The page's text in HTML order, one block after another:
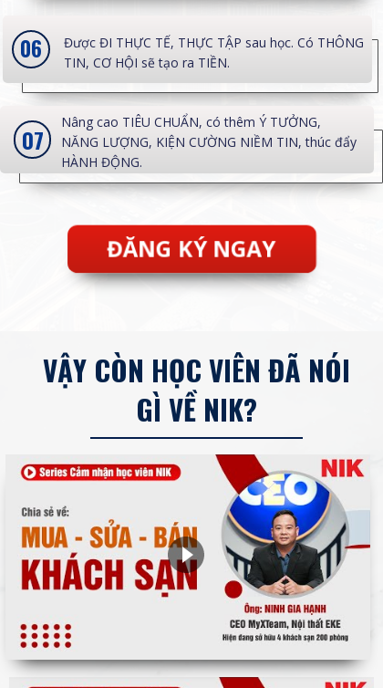
Được ĐI THỰC TẾ, THỰC TẬP sau học. Có THÔNG
TIN, CƠ HỘI sẽ tạo ra TIỀN.
06
Nâng cao TIÊU CHUẨN, có thêm Ý TƯỞNG,
NĂNG LƯỢNG, KIỆN CƯỜNG NIỀM TIN, thúc đẩy
HÀNH ĐỘNG.
07
ĐĂNG KÝ NGAY
VẬY CÒN HỌC VIÊN ĐÃ NÓI
GÌ VỀ NIK?